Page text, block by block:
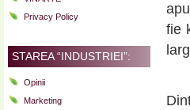
Privacy Policy
STAREA “INDUSTRIEI”:
Opinii
Marketing
fie